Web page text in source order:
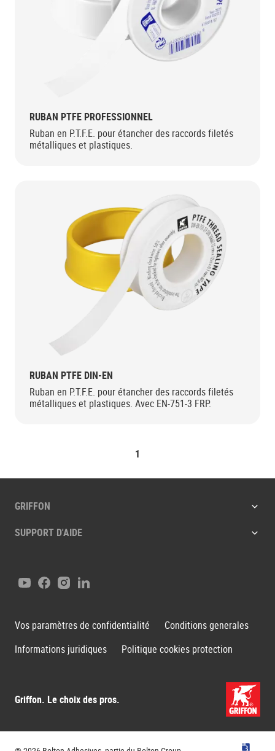
RUBAN PTFE PROFESSIONNEL
Ruban en P.T.F.E. pour étancher des raccords filetés
métalliques et plastiques.
RUBAN PTFE DIN-EN
Ruban en P.T.F.E. pour étancher des raccords filetés
métalliques et plastiques. Avec EN-751-3 FRP.
1
GRIFFON
SUPPORT D'AIDE
Griffon. Le choix des pros.
YoutubeFacebook
Instagram
LinkedIn
Vos paramètres de confidentialité
Conditions generales
Informations juridiques
Politique cookies protection